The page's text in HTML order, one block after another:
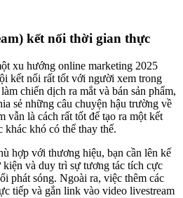
kết nối thời gian thực
xu hướng online marketing 2025
kết nối rất tốt với người xem trong
chiến dịch ra mắt và bán sản phẩm,
sẻ những câu chuyện hậu trường về
vẫn là cách rất tốt để tạo ra một kết
khác khó có thể thay thế.
hợp với thương hiệu, bạn cần lên kế
kiện và duy trì sự tương tác tích cực
phát sóng. Ngoài ra, việc thêm các
tiếp và gắn link vào video livestream